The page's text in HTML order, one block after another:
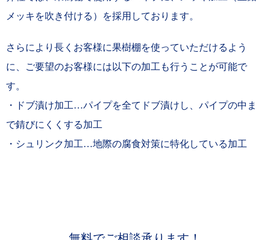
メッキを吹き付ける）を採用しております。
さらにより長くお客様に果樹棚を使っていただけるよう
に、ご要望のお客様には以下の加工も行うことが可能で
す。
・ドブ漬け加工…パイプを全てドブ漬けし、パイプの中ま
で錆びにくくする加工
・シュリンク加工…地際の腐食対策に特化している加工